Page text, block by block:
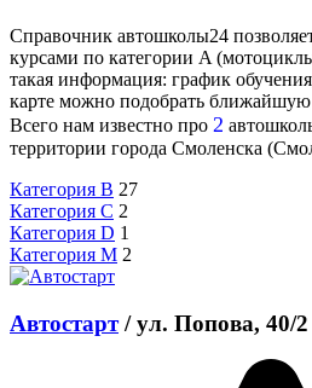
Справочник автошколы24
курсами по категории A
такая информация: график
карте можно подобрать
Всего нам известно про 2
территории города Смоленска
Категория B 27
Категория C 2
Категория D 1
Категория M 2
Автостарт/ул. Попова, 40/2